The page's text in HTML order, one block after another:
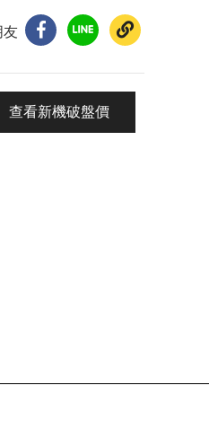
友
查看新機破盤價